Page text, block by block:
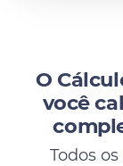
O
você
Todos